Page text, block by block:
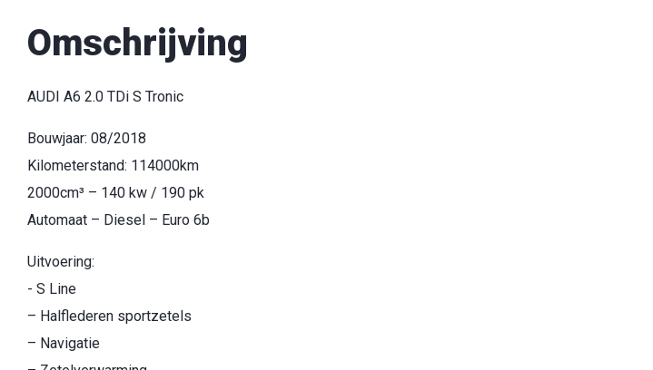
Omschrijving
AUDI A6 2.0 TDi S Tronic
Bouwjaar: 08/2018
Kilometerstand: 114000km
2000cm³ – 140 kw / 190 pk
Automaat – Diesel – Euro 6b
Uitvoering:
- S Line
– Halflederen sportzetels
– Navigatie